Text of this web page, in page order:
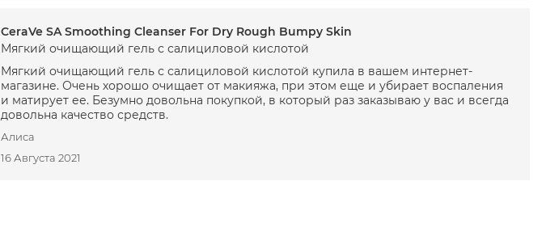
CeraVe SA Smoothing Cleanser For Dry Rough Bumpy Skin
Мягкий очищающий гель с салициловой кислотой
Мягкий очищающий гель с салициловой кислотой купила в вашем интернет-
магазине. Очень хорошо очищает от макияжа, при этом еще и убирает воспаления
и матирует ее. Безумно довольна покупкой, в который раз заказываю у вас и всегда
довольна качество средств.
Алиса
16 Августа 2021